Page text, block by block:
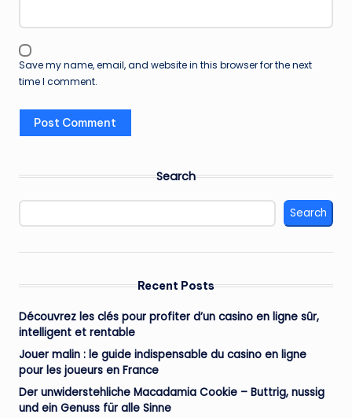
Save my name, email, and website in this browser for the next
time I comment.
Search
Search
Recent Posts
Découvrez les clés pour profiter d’un casino en ligne sûr,
intelligent et rentable
Jouer malin : le guide indispensable du casino en ligne
pour les joueurs en France
Der unwiderstehliche Macadamia Cookie – Buttrig, nussig
und ein Genuss für alle Sinne